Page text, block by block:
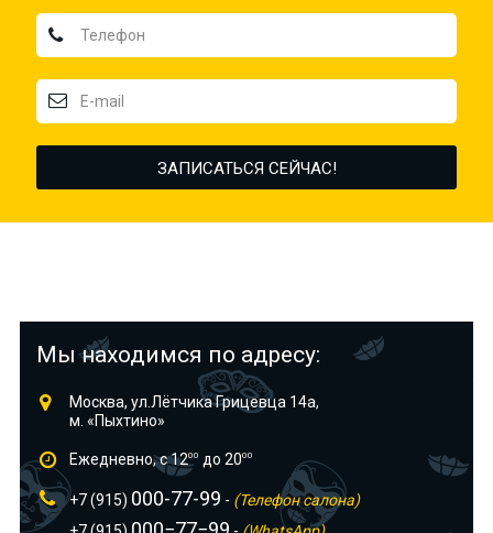
Мы находимся по адресу:
Москва, ул.Лётчика Грицевца 14а,
м. «Пыхтино»
Ежедневно, с 1200 до 2000
+7 (915) 000-77-99 - (Телефон салона)